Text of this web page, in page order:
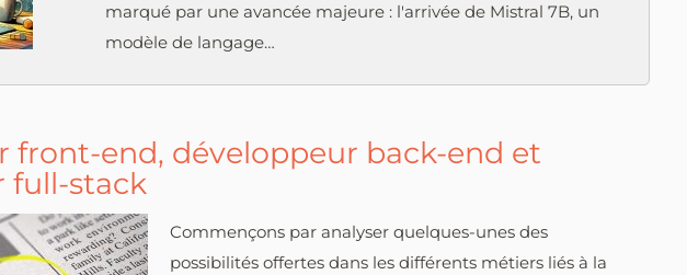
marqué par une avancée majeure : l'arrivée de Mistral 7B, un
modèle de langage…
front-end, développeur back-end et
full-stack
Commençons par analyser quelques-unes des
possibilités offertes dans les différents métiers liés à la